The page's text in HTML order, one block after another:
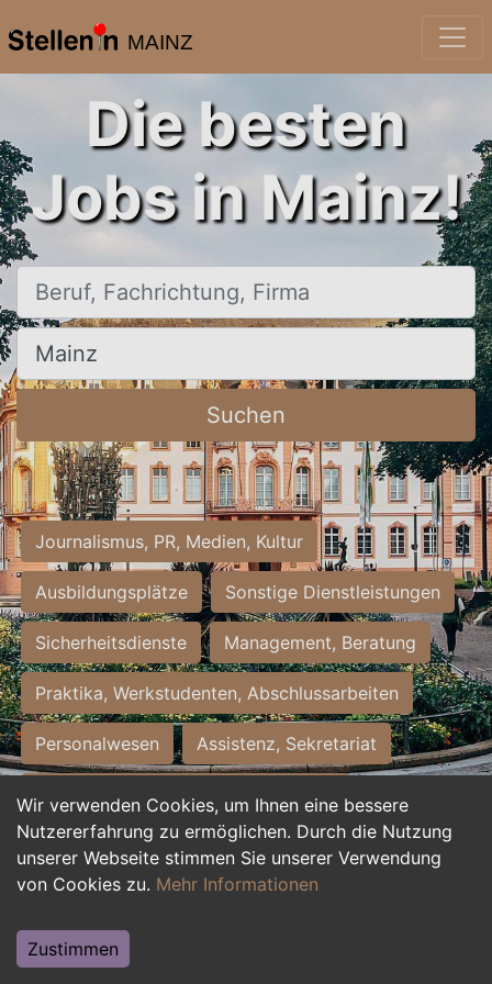
MAINZ
Wir verwenden Cookies, um Ihnen eine bessere
Nutzererfahrung zu ermöglichen. Durch die Nutzung
unserer Webseite stimmen Sie unserer Verwendung
von Cookies zu. Mehr Informationen
Zustimmen
Die besten
Jobs in Mainz!
Beruf, Fachrichtung, Firma
Ort, Stadt
Suchen
Journalismus, PR, Medien, Kultur
Ausbildungsplätze Sonstige Dienstleistungen
Sicherheitsdienste Management, Beratung
Praktika, Werkstudenten, Abschlussarbeiten
Personalwesen Assistenz, Sekretariat
Hilfskräfte, Aushilfs- und Nebenjobs
Einkauf, Logistik, Materialwirtschaft
Weiterbildung, Studium, duale Ausbildung
Tourismus